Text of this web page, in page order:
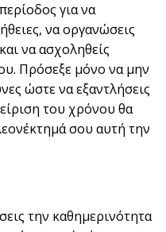
για να
να οργανώσεις
να ασχοληθείς
Πρόσεξε μόνο να μην
ώστε να εξαντλήσεις
του χρόνου θα
σου αυτή την
την καθημερινότητα